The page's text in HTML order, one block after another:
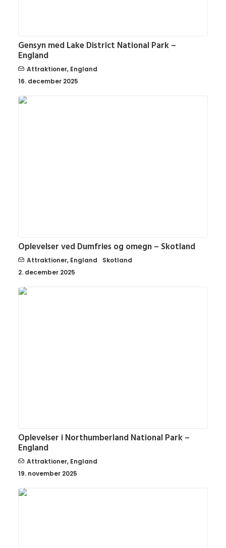
Gensyn med Lake District National Park –
England
Attraktioner, England
16. december 2025
Oplevelser ved Dumfries og omegn – Skotland
Attraktioner, England
Skotland
2. december 2025
Oplevelser i Northumberland National Park –
England
Attraktioner, England
19. november 2025